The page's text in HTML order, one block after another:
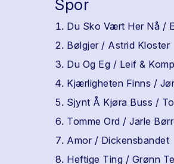
Spor
Du Sko Vært Her Nå /
Bølgjer / Astrid Kloster
Du Og Eg / Leif &
Kjærligheten Finns /
Sjynt Å Kjøra Buss /
Tomme Ord / Jarle
Amor / Dickensbandet
Heftige Ting / Grønn Te